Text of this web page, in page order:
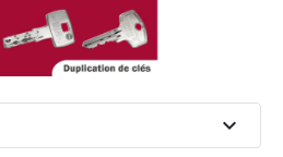
expand_more